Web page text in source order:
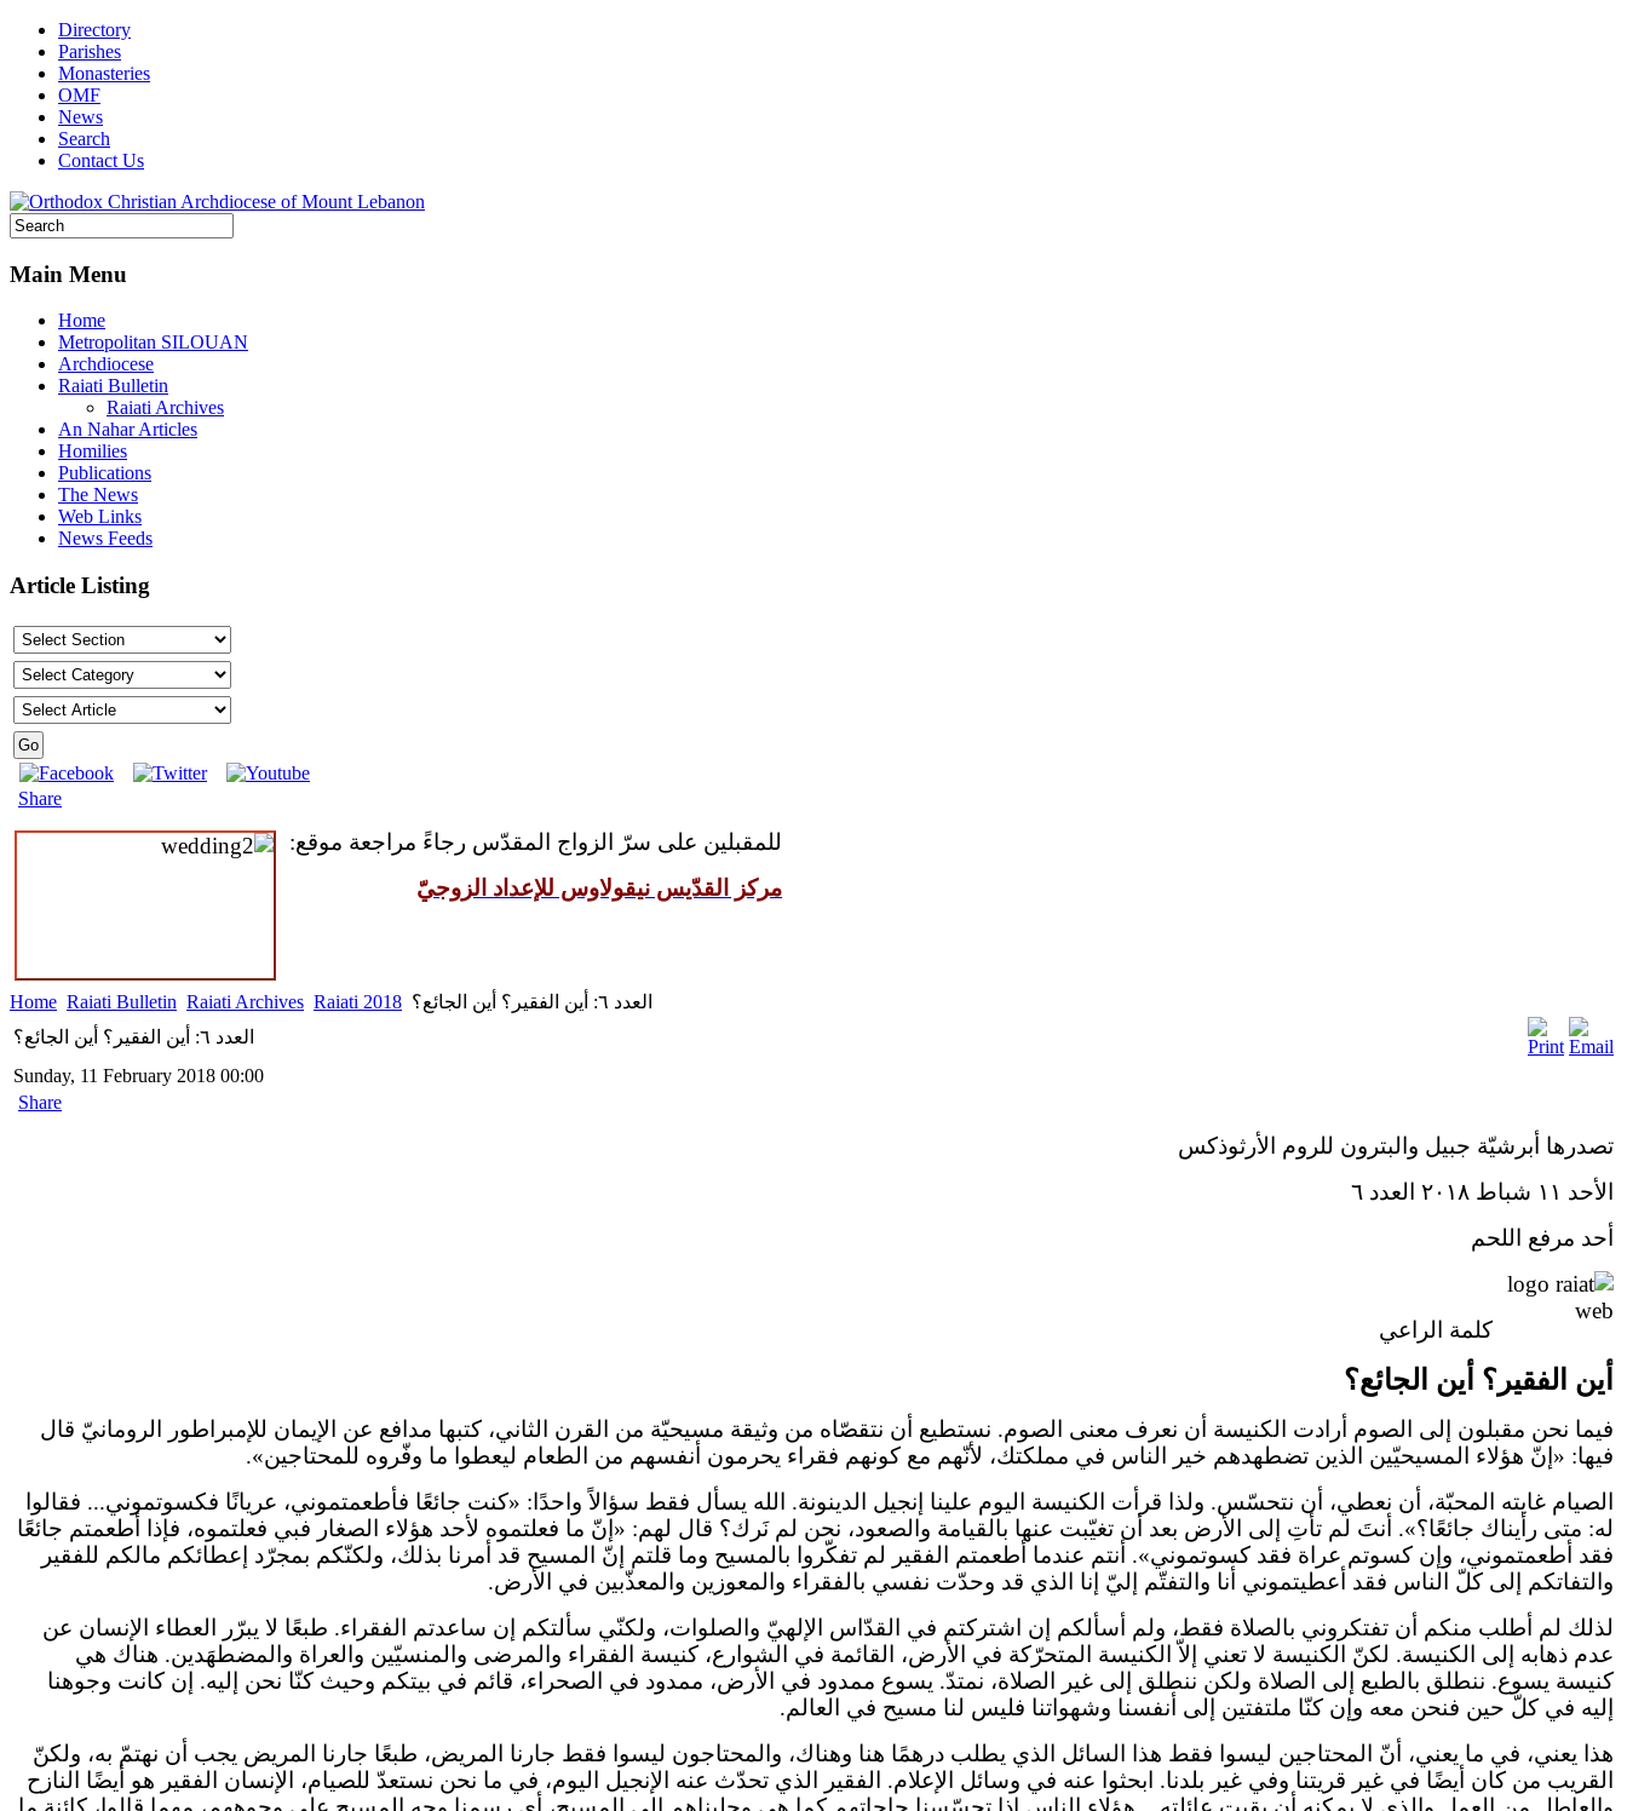
Directory
Parishes
Monasteries
OMF
News
Search
Contact Us
Main Menu
Home
Metropolitan SILOUAN
Archdiocese
Raiati Bulletin
Raiati Archives
An Nahar Articles
Homilies
Publications
The News
Web Links
News Feeds
Article Listing
Share
للمقبلين على سرّ الزواج المقدّس رجاءً مراجعة موقع:
مركز القدّيس نيقولاوس للإعداد الزوجيّ
Home Raiati Bulletin Raiati Archives Raiati 2018
العدد ٦: أين الفقير؟ أين الجائع؟
العدد ٦: أين الفقير؟ أين الجائع؟
Sunday, 11 February 2018 00:00
Share
تصدرها أبرشيّة جبيل والبترون للروم الأرثوذكس
الأحد ١١ شباط ٢٠١٨ العدد ٦
أحد مرفع اللحم
كلمة الراعي
أين الفقير؟ أين الجائع؟
فيما نحن مقبلون إلى الصوم أرادت الكنيسة أن نعرف معنى الصوم. نستطيع أن نتقصّاه من وثيقة مسيحيّة من القرن الثاني، كتبها مدافع عن الإيمان للإمبراطور الرومانيّ قال
فيها: «إنّ هؤلاء المسيحيّين الذين تضطهدهم خير الناس في مملكتك، لأنّهم مع كونهم فقراء يحرمون أنفسهم من الطعام ليعطوا ما وفّروه للمحتاجين».
الصيام غايته المحبّة، أن نعطي، أن نتحسّس. ولذا قرأت الكنيسة اليوم علينا إنجيل الدينونة. الله يسأل فقط سؤالاً واحدًا: «كنت جائعًا فأطعمتموني، عريانًا فكسوتموني... فقالوا
له: متى رأيناك جائعًا؟». أنتَ لم تأتِ إلى الأرض بعد أن تغيّبت عنها بالقيامة والصعود، نحن لم نَرك؟ قال لهم: «إنّ ما فعلتموه لأحد هؤلاء الصغار فبي فعلتموه، فإذا أطعمتم جائعًا
فقد أطعمتموني، وإن كسوتم عراة فقد كسوتموني». أنتم عندما أطعمتم الفقير لم تفكّروا بالمسيح وما قلتم إنّ المسيح قد أمرنا بذلك، ولكنّكم بمجرّد إعطائكم مالكم للفقير
والتفاتكم إلى كلّ الناس فقد أعطيتموني أنا والتفتّم إليّ إنا الذي قد وحدّت نفسي بالفقراء والمعوزين والمعذّبين في الأرض.
لذلك لم أطلب منكم أن تفتكروني بالصلاة فقط، ولم أسألكم إن اشتركتم في القدّاس الإلهيّ والصلوات، ولكنّي سألتكم إن ساعدتم الفقراء. طبعًا لا يبرّر العطاء الإنسان عن
عدم ذهابه إلى الكنيسة. لكنّ الكنيسة لا تعني إلاّ الكنيسة المتحرّكة في الأرض، القائمة في الشوارع، كنيسة الفقراء والمرضى والمنسيّين والعراة والمضطهَدين. هناك هي
كنيسة يسوع. ننطلق بالطبع إلى الصلاة ولكن ننطلق إلى غير الصلاة، نمتدّ. يسوع ممدود في الأرض، ممدود في الصحراء، قائم في بيتكم وحيث كنّا نحن إليه. إن كانت وجوهنا
إليه في كلّ حين فنحن معه وإن كنّا ملتفتين إلى أنفسنا وشهواتنا فليس لنا مسيح في العالم.
هذا يعني، في ما يعني، أنّ المحتاجين ليسوا فقط هذا السائل الذي يطلب درهمًا هنا وهناك، والمحتاجون ليسوا فقط جارنا المريض، طبعًا جارنا المريض يجب أن نهتمّ به، ولكنّ
القريب من كان أيضًا في غير قريتنا وفي غير بلدنا. ابحثوا عنه في وسائل الإعلام. الفقير الذي تحدّث عنه الإنجيل اليوم، في ما نحن نستعدّ للصيام، الإنسان الفقير هو أيضًا النازح